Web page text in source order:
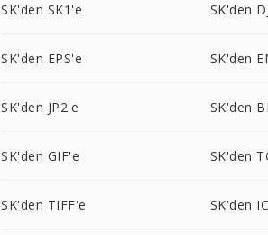
SK'den SK1'e SK'den
SK'den EPS'e SK'den
SK'den JP2'e SK'den
SK'den GIF'e SK'den
SK'den TIFF'e SK'den